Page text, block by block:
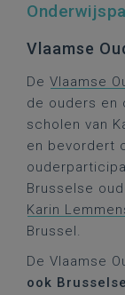
Vlaamse
De Vlaamse
de ouders en
scholen van
en bevordert
Brusselse
Karin
Brussel.
De Vlaamse
ook